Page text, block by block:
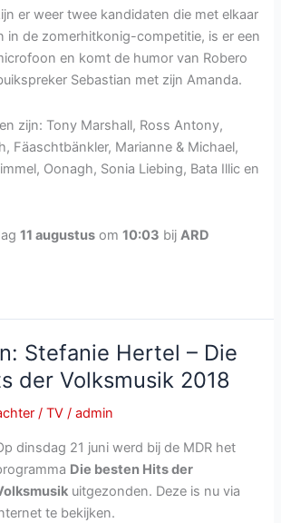
er weer twee kandidaten die met elkaar
in de zomerhitkonig-competitie, is er een
en komt de humor van Robero
Sebastian met zijn Amanda.
zijn: Tony Marshall, Ross Antony,
Fäaschtbänkler, Marianne & Michael,
Oonagh, Sonia Liebing, Bata Illic en
11 augustus om10:03 bijARD
Stefanie Hertel – Die
der Volksmusik 2018
/TV /admin
dinsdag 21 juni werd bij de MDR het
Die besten Hits der
uitgezonden. Deze is nu via
te bekijken.